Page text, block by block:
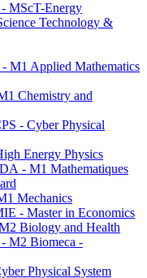
MScT-Energy
Technology &
M1 Applied Mathematics
Chemistry and
- Cyber Physical
Energy Physics
- M1 Mathematiques
Mechanics
- Master in Economics
Biology and Health
M2 Biomeca -
Physical System